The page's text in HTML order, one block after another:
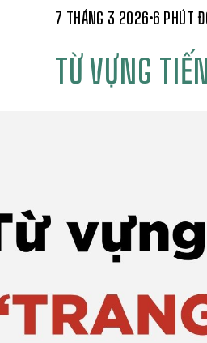
7 THÁNG 3 2026 6 PHÚT
TỪ VỰNG